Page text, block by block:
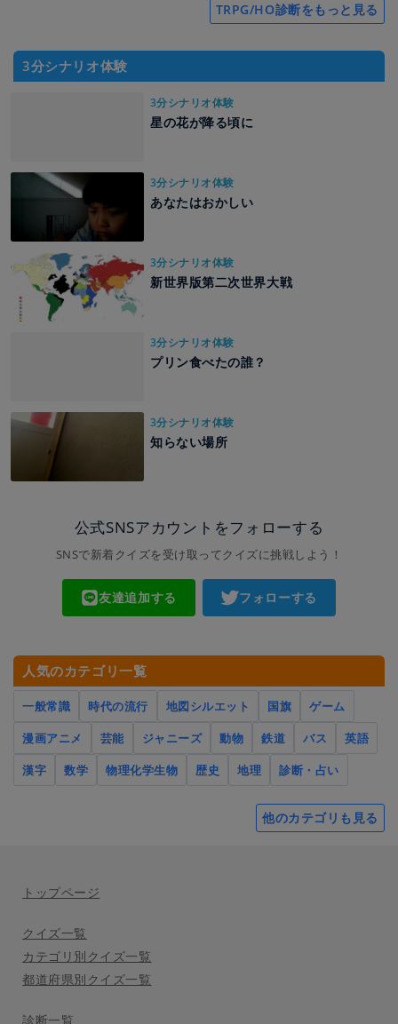
TRPG/HO診断をもっと見る
3分シナリオ体験
3分シナリオ体験
星の花が降る頃に
3分シナリオ体験
あなたはおかしい
3分シナリオ体験
新世界版第二次世界大戦
3分シナリオ体験
プリン食べたの誰？
3分シナリオ体験
知らない場所
公式SNSアカウントをフォローする
SNSで新着クイズを受け取ってクイズに挑戦しよう！
友達追加する フォローする
人気のカテゴリ一覧
一般常識 時代の流行 地図シルエット 国旗
ゲーム
漫画アニメ
芸能 ジャニーズ 動物 鉄道 バス
英語
漢字
数学 物理化学生物 歴史 地理 診断・占い
他のカテゴリも見る
トップページ
クイズ一覧
カテゴリ別クイズ一覧
都道府県別クイズ一覧
診断一覧